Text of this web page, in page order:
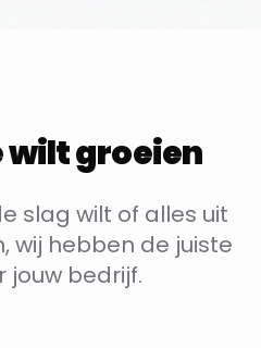
wilt groeien
slag wilt of alles uit
wij hebben de juiste
jouw bedrijf.